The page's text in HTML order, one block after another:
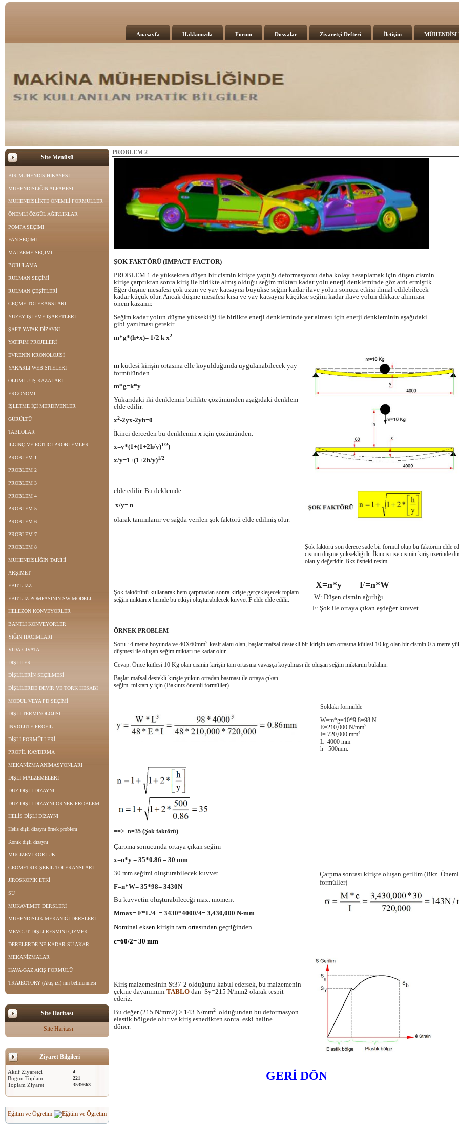
Anasayfa Hakkımızda Forum Dosyalar Ziyaretçi Defteri İletişim
Site Menüsü
BİR MÜHENDİS HİKAYESİ
MÜHENDİSLİĞİN ALFABESİ
MÜHENDİSLİKTE ÖNEMLİ FORMÜLLER
ÖNEMLİ ÖZGÜL AĞIRLIKLAR
POMPA SEÇİMİ
FAN SEÇİMİ
MALZEME SEÇİMİ
BORULAMA
RULMAN SEÇİMİ
RULMAN ÇEŞİTLERİ
GEÇME TOLERANSLARI
YÜZEY İŞLEME İŞARETLERİ
ŞAFT YATAK DİZAYNI
YATIRIM PROJELERİ
EVRENİN KRONOLOJİSİ
YARARLI WEB SİTELERİ
ÖLÜMLÜ İŞ KAZALARI
ERGONOMİ
İŞLETME İÇİ MERDİVENLER
GÜRÜLTÜ
TABLOLAR
İLGİNÇ VE EĞİTİCİ PROBLEMLER
PROBLEM 1
PROBLEM 2
PROBLEM 3
PROBLEM 4
PROBLEM 5
PROBLEM 6
PROBLEM 7
PROBLEM 8
MÜHENDİSLİĞİN TARİHİ
ARŞİMET
EBU'L-İZZ
EBU'L İZ POMPASININ SW MODELİ
HELEZON KONVEYORLER
BANTLI KONVEYORLER
YIĞIN HACIMLARI
VİDA-CİVATA
DİŞLİLER
DİŞLİLERİN SEÇİLMESİ
DİŞLİLERDE DEVİR VE TORK HESABI
MODUL VEYA PD SEÇİMİ
DİŞLİ TERMİNOLOJİSİ
INVOLUTE PROFİL
DİŞLİ FORMÜLLERİ
PROFİL KAYDIRMA
MEKANİZMA ANİMASYONLARI
DİŞLİ MALZEMELERİ
DÜZ DİŞLİ DİZAYNI
DÜZ DİŞLİ DİZAYNI ÖRNEK PROBLEM
HELİS DİŞLİ DİZAYNI
Helis dişli dizaynı örnek problem
Konik dişli dizaynı
MUCİZEVİ KÖRLÜK
GEOMETRİK ŞEKİL TOLERANSLARI
JİROSKOPİK ETKİ
SU
MUKAVEMET DERSLERİ
MÜHENDİSLİK MEKANİĞİ DERSLERİ
MEVCUT DİŞLİ RESMİNİ ÇİZMEK
DERELERDE NE KADAR SU AKAR
MEKANİZMALAR
HAVA-GAZ AKIŞ FORMÜLÜ
TRAJECTORY (Akış izi) nin belirlenmesi
Site Haritası
Site Haritası
Ziyaret Bilgileri
Aktif Ziyaretçi 4
Bugün Toplam 221
Toplam Ziyaret 3539663
Eğitim ve Ögretim
PROBLEM 2
ŞOK FAKTÖRÜ (IMPACT FACTOR)
PROBLEM 1 de yüksekten düşen bir cismin kirişte yaptığı deformasyonu daha kolay hesaplamak için düşen cismin
kirişe çarptıktan sonra kiriş ile birlikte almış olduğu seğim miktarı kadar yolu enerji denkleminde göz ardı etmiştik.
Eğer düşme mesafesi çok uzun ve yay katsayısı büyükse seğim kadar ilave yolun sonuca etkisi ihmal edilebilecek
kadar küçük olur. Ancak düşme mesafesi kısa ve yay katsayısı küçükse seğim kadar ilave yolun dikkate alınması
önem kazanır.
Seğim kadar yolun düşme yüksekliği ile birlikte enerji denkleminde yer alması için enerji denkleminin aşağıdaki
gibi yazılması gerekir.
m*g*(h+x)= 1/2 k x2
m kütlesi kirişin ortasına elle koyulduğunda uygulanabilecek yay
formülünden
m*g=k*y
Yukarıdaki iki denklemin birlikte çözümünden aşağıdaki denklem
elde edilir.
x2-2yx-2yh=0
İkinci derceden bu denklemin x için çözümünden.
x=y*(1+(1+2h/y)1/2)
x/y=1+(1+2h/y)1/2
elde edilir. Bu deklemde
x/y= n
olarak tanımlanır ve sağda verilen şok faktörü elde edilmiş olur.
Şok faktörü son derece sade bir formül olup bu faktörün elde
cismin düşme yüksekliği h. İkincisi ise cismin kiriş üzerinde
olan y değeridir. Bkz üstteki resim
Şok faktörünü kullanarak hem çarpmadan sonra kirişte gerçekleşecek toplam
seğim miktarı x hemde bu etkiyi oluşturabilecek kuvvetF elde elde edilir.
X=n*y F=n*W
W: Düşen cismin ağırlığı
F: Şok ile ortaya çıkan eşdeğer kuvvet
ÖRNEK PROBLEM
Soru : 4 metre boyunda ve 40X60mm2 kesit alanı olan, başlar mafsal destekli bir kirişin tam ortasına kütlesi 10 kg olan bir cismin 0.5 metre
düşmesi ile oluşan seğim miktarı ne kadar olur.
Cevap: Önce kütlesi 10 Kg olan cismin kirişin tam ortasına yavaşça koyulması ile oluşan seğim miktarını bulalım.
Başlar mafsal destekli kirişte yükün ortadan basması ile ortaya çıkan
seğim miktarı y için (Bakınız önemli formüller)
Soldaki formülde
W=m*g=10*9.8=98 N
E=210,000 N/mm2
I= 720,000 mm4
L=4000 mm
h= 500mm.
==> n=35 (Şok faktörü)
Çarpma sonucunda ortaya çıkan seğim
x=n*y = 35*0.86 = 30 mm
30 mm seğimi oluşturabilecek kuvvet
F=n*W= 35*98= 3430N
Bu kuvvetin oluşturabileceği max. moment
Mmax= F*L/4 = 3430*4000/4= 3,430,000 N-mm
Nominal eksen kirişin tam ortasından geçtiğinden
c=60/2= 30 mm
Çarpma sonrası kirişte oluşan gerilim (Bkz.
formüller)
Kiriş malzemesinin St37-2 olduğunu kabul edersek, bu malzemenin
çekme dayanımını TABLO dan Sy=215 N/mm2 olarak tespit
ederiz.
Bu değer (215 N/mm2) > 143 N/mm2 olduğundan bu deformasyon
elastik bölgede olur ve kiriş esnedikten sonra eski haline
döner.
GERİ DÖN